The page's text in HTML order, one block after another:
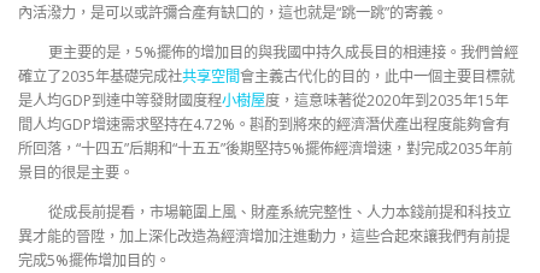
內活潑力，是可以或許彌合產有缺口的，這也就是“跳一跳”的寄義。
更主要的是，5%擺佈的增加目的與我國中持久成長目的相連接。我們曾經
確立了2035年基礎完成社共享空間會主義古代化的目的，此中一個主要目標就
是人均GDP到達中等發財國度程小樹屋度，這意味著從2020年到2035年15年
間人均GDP增速需求堅持在4.72%。斟酌到將來的經濟潛伏產出程度能夠會有
所回落，“十四五”后期和“十五五”後期堅持5%擺佈經濟增速，對完成2035年前
景目的很是主要。
從成長前提看，市場範圍上風、財產系統完整性、人力本錢前提和科技立
異才能的晉陞，加上深化改造為經濟增加注進動力，這些合起來讓我們有前提
完成5%擺佈增加目的。